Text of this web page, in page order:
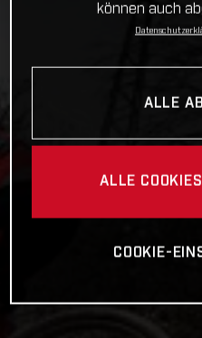
können auch
ALLE
ALLE
COOKIE-